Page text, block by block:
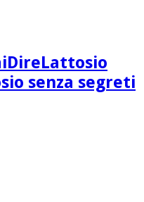
senza segreti